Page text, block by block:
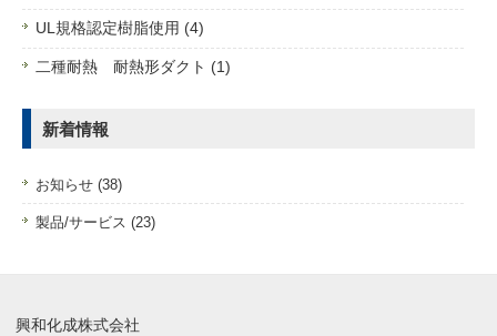
UL規格認定樹脂使用 (4)
二種耐熱 耐熱形ダクト (1)
新着情報
お知らせ (38)
製品/サービス (23)
興和化成株式会社